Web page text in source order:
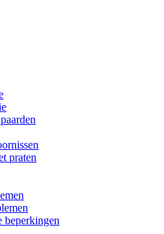
praten
beperkingen